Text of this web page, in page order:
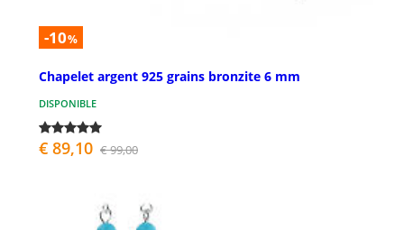
-10%
Chapelet argent 925 grains bronzite 6 mm
DISPONIBLE
€ 89,10 € 99,00